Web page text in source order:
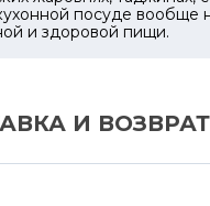
посуде вообще
и здоровой пищи.
И ВОЗВРАТ